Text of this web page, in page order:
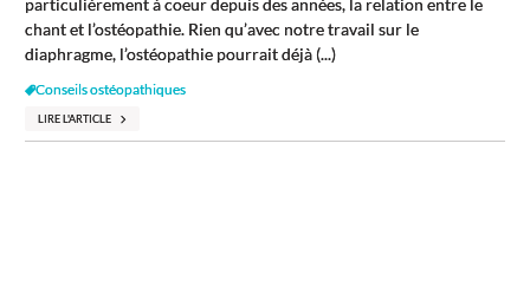
chant et l’ostéopathie. Rien qu’avec notre travail sur le
diaphragme, l’ostéopathie pourrait déjà (...)
Conseils ostéopathiques
LIRE L'ARTICLE